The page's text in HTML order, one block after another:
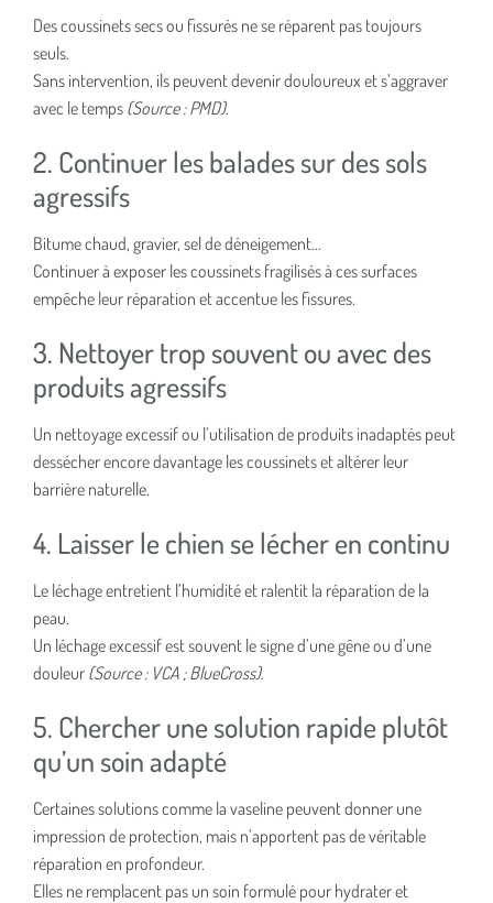
Des coussinets secs ou fissurés ne se réparent pas toujours
seuls.
Sans intervention, ils peuvent devenir douloureux et s’aggraver
avec le temps (Source : PMD).
2. Continuer les balades sur des sols
agressifs
Bitume chaud, gravier, sel de déneigement…
Continuer à exposer les coussinets fragilisés à ces surfaces
empêche leur réparation et accentue les fissures.
3. Nettoyer trop souvent ou avec des
produits agressifs
Un nettoyage excessif ou l’utilisation de produits inadaptés peut
dessécher encore davantage les coussinets et altérer leur
barrière naturelle.
4. Laisser le chien se lécher en continu
Le léchage entretient l’humidité et ralentit la réparation de la
peau.
Un léchage excessif est souvent le signe d’une gêne ou d’une
douleur (Source : VCA ; BlueCross).
5. Chercher une solution rapide plutôt
qu’un soin adapté
Certaines solutions comme la vaseline peuvent donner une
impression de protection, mais n’apportent pas de véritable
réparation en profondeur.
Elles ne remplacent pas un soin formulé pour hydrater et